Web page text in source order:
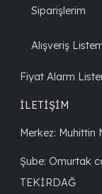
Siparişlerim
Alışveriş
Fiyat Alarm
İLETİŞİM
Merkez: Muhittin
Şube: Omurtak
TEKİRDAĞ